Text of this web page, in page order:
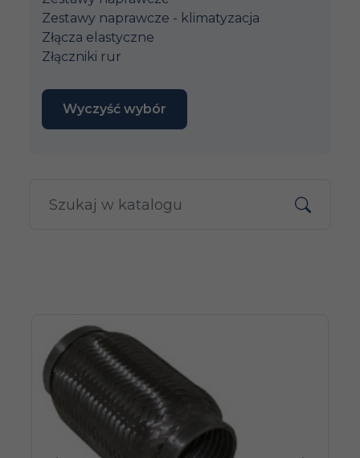
Zestawy naprawcze - klimatyzacja
Złącza elastyczne
Złączniki rur
Wyczyść wybór